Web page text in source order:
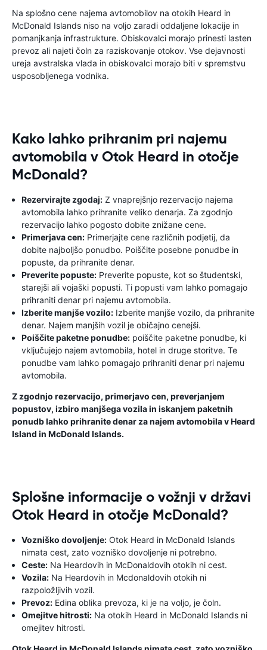
Na splošno cene najema avtomobilov na otokih Heard in
McDonald Islands niso na voljo zaradi oddaljene lokacije in
pomanjkanja infrastrukture. Obiskovalci morajo prinesti lasten
prevoz ali najeti čoln za raziskovanje otokov. Vse dejavnosti
ureja avstralska vlada in obiskovalci morajo biti v spremstvu
usposobljenega vodnika.
Kako lahko prihranim pri najemu
avtomobila v Otok Heard in otočje
McDonald?
Rezervirajte zgodaj: Z vnaprejšnjo rezervacijo najema
avtomobila lahko prihranite veliko denarja. Za zgodnjo
rezervacijo lahko pogosto dobite znižane cene.
Primerjava cen: Primerjajte cene različnih podjetij, da
dobite najboljšo ponudbo. Poiščite posebne ponudbe in
popuste, da prihranite denar.
Preverite popuste: Preverite popuste, kot so študentski,
starejši ali vojaški popusti. Ti popusti vam lahko pomagajo
prihraniti denar pri najemu avtomobila.
Izberite manjše vozilo: Izberite manjše vozilo, da prihranite
denar. Najem manjših vozil je običajno cenejši.
Poiščite paketne ponudbe: poiščite paketne ponudbe, ki
vključujejo najem avtomobila, hotel in druge storitve. Te
ponudbe vam lahko pomagajo prihraniti denar pri najemu
avtomobila.
Z zgodnjo rezervacijo, primerjavo cen, preverjanjem
popustov, izbiro manjšega vozila in iskanjem paketnih
ponudb lahko prihranite denar za najem avtomobila v Heard
Island in McDonald Islands.
Splošne informacije o vožnji v državi
Otok Heard in otočje McDonald?
Vozniško dovoljenje: Otok Heard in McDonald Islands
nimata cest, zato vozniško dovoljenje ni potrebno.
Ceste: Na Heardovih in McDonaldovih otokih ni cest.
Vozila: Na Heardovih in Mcdonaldovih otokih ni
razpoložljivih vozil.
Prevoz: Edina oblika prevoza, ki je na voljo, je čoln.
Omejitve hitrosti: Na otokih Heard in McDonald Islands ni
omejitev hitrosti.